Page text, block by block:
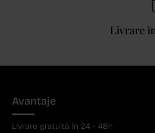
Livrare
Avantaje
Livrare gratuită în 24 - 48h